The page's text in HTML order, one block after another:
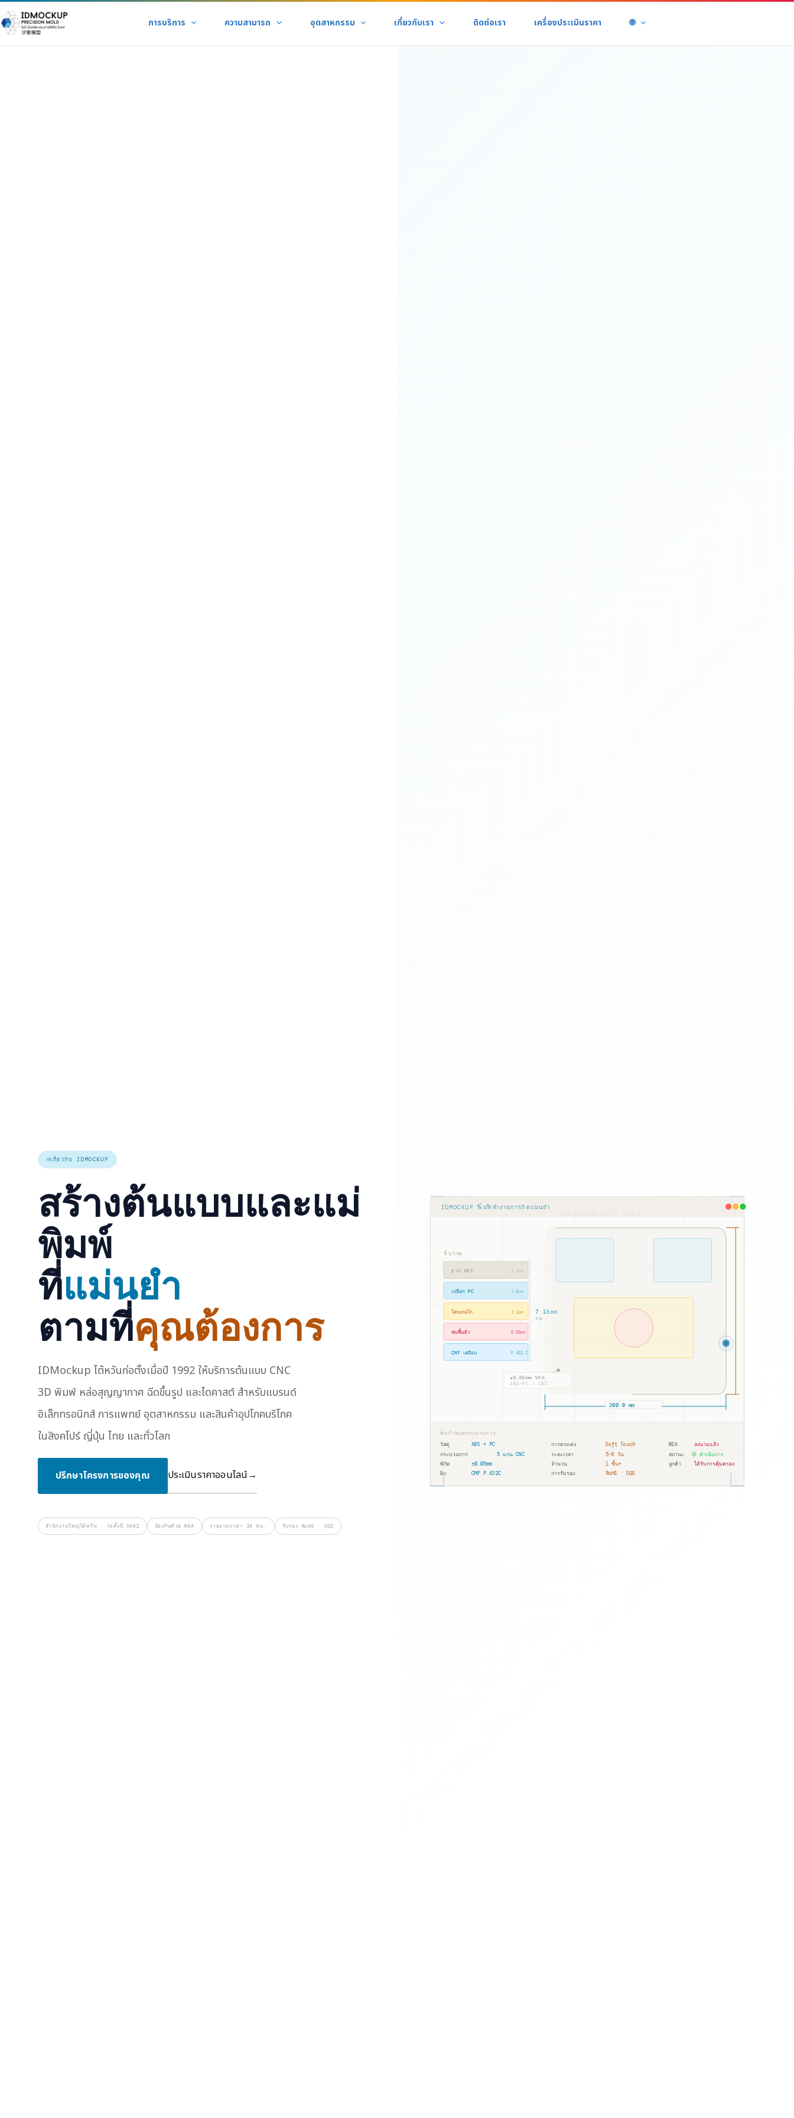
Skip
to
การบริการ ความสามารถ อุตสาหกรรม เกี่ยวกับเรา ติดต่อเรา เครื่องประเมินราคา 🌐
เกี่ยวกับ IDMOCKUP
สร้างต้นแบบและแม่
พิมพ์
ที่แม่นยำ
ตามที่คุณต้องการ
IDMockup ไต้หวันก่อตั้งเมื่อปี 1992 ให้บริการต้นแบบ CNC
3D พิมพ์ หล่อสุญญากาศ ฉีดขึ้นรูป และไดคาสต์ สำหรับแบรนด์
อิเล็กทรอนิกส์ การแพทย์ อุตสาหกรรม และสินค้าอุปโภคบริโภค
ในสิงคโปร์ ญี่ปุ่น ไทย และทั่วโลก
ปรึกษาโครงการของคุณ ประเมินราคาออนไลน์→
สำนักงานใหญ่ไต้หวัน · ก่อตั้งปี 1992 ป้องกันด้วย NDA รายงานราคา 24 ชม. รับรอง RoHS · SGS
ชั้นวัสดุ
ฐาน ABS 3.2mm
เปลือก PC 1.8mm
โครงกลไก 2.1mm
พ่นพื้นผิว 0.08mm
CMF เคลือบ P.432 C
7.18mm
รวม
300.0 mm
±0.05mm พิกัด
ABS-PC / CNC
ข้อกำหนดกระบวนการ
วัสดุ
ABS + PC
กระบวนการ
5 แกน CNC
พิกัด
±0.05mm
ผิว
CMF P.432C
การตกแต่ง
Soft Touch
ระยะเวลา
5–8 วัน
จำนวน
1 ชิ้น+
การรับรอง RoHS · SGS
NDA
ลงนามแล้ว
สถานะ
ดำเนินการ
ลูกค้า
ได้รับการคุ้มครอง
IDMOCKUP พื้นที่ทำงานการกัดแม่นยำ